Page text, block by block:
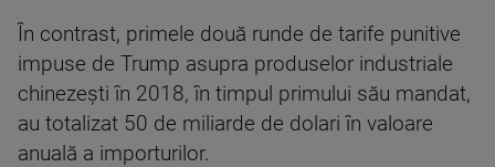
În contrast, primele două runde de tarife punitive
impuse de Trump asupra produselor industriale
chinezeşti în 2018, în timpul primului său mandat,
au totalizat 50 de miliarde de dolari în valoare
anuală a importurilor.